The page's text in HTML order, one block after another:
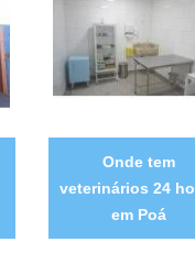
Onde tem
veterinários 24
em Poá